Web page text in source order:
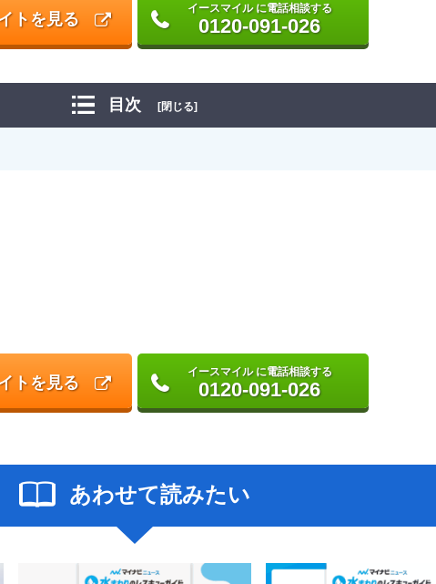
トを見る
イースマイル に電話相談する
0120-091-026
目次 [閉じる]
トを見る
イースマイル に電話相談する
0120-091-026
あわせて読みたい